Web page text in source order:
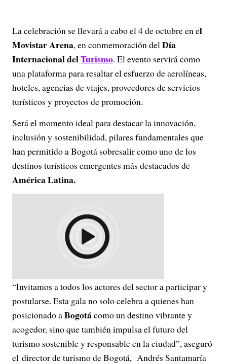
La celebración se llevará a cabo el 4 de octubre en el
Movistar Arena, en conmemoración delDía
Internacional delTurismo. El evento servirá como
una plataforma para resaltar el esfuerzo de aerolíneas,
hoteles, agencias de viajes, proveedores de servicios
turísticos y proyectos de promoción.
Será el momento ideal para destacar la innovación,
inclusión y sostenibilidad, pilares fundamentales que
han permitido a Bogotá sobresalir como uno de los
destinos turísticos emergentes más destacados de
América Latina.
“Invitamos a todos los actores del sector a participar y
postularse. Esta gala no solo celebra a quienes han
posicionado aBogotácomo un destino vibrante y
acogedor, sino que también impulsa el futuro del
turismo sostenible y responsable en la ciudad”, aseguró
el director de turismo de Bogotá, Andrés Santamaría